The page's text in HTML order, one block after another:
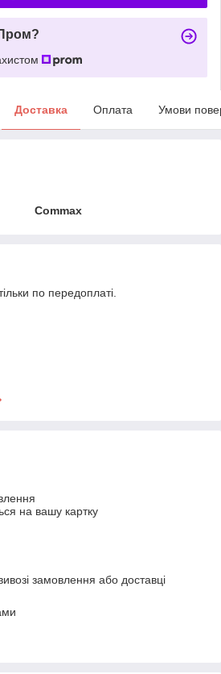
Доставка Оплата Умови
Commax
по передоплаті.
на вашу картку
замовлення або доставці